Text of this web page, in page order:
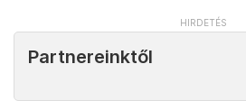
Partnereinktől